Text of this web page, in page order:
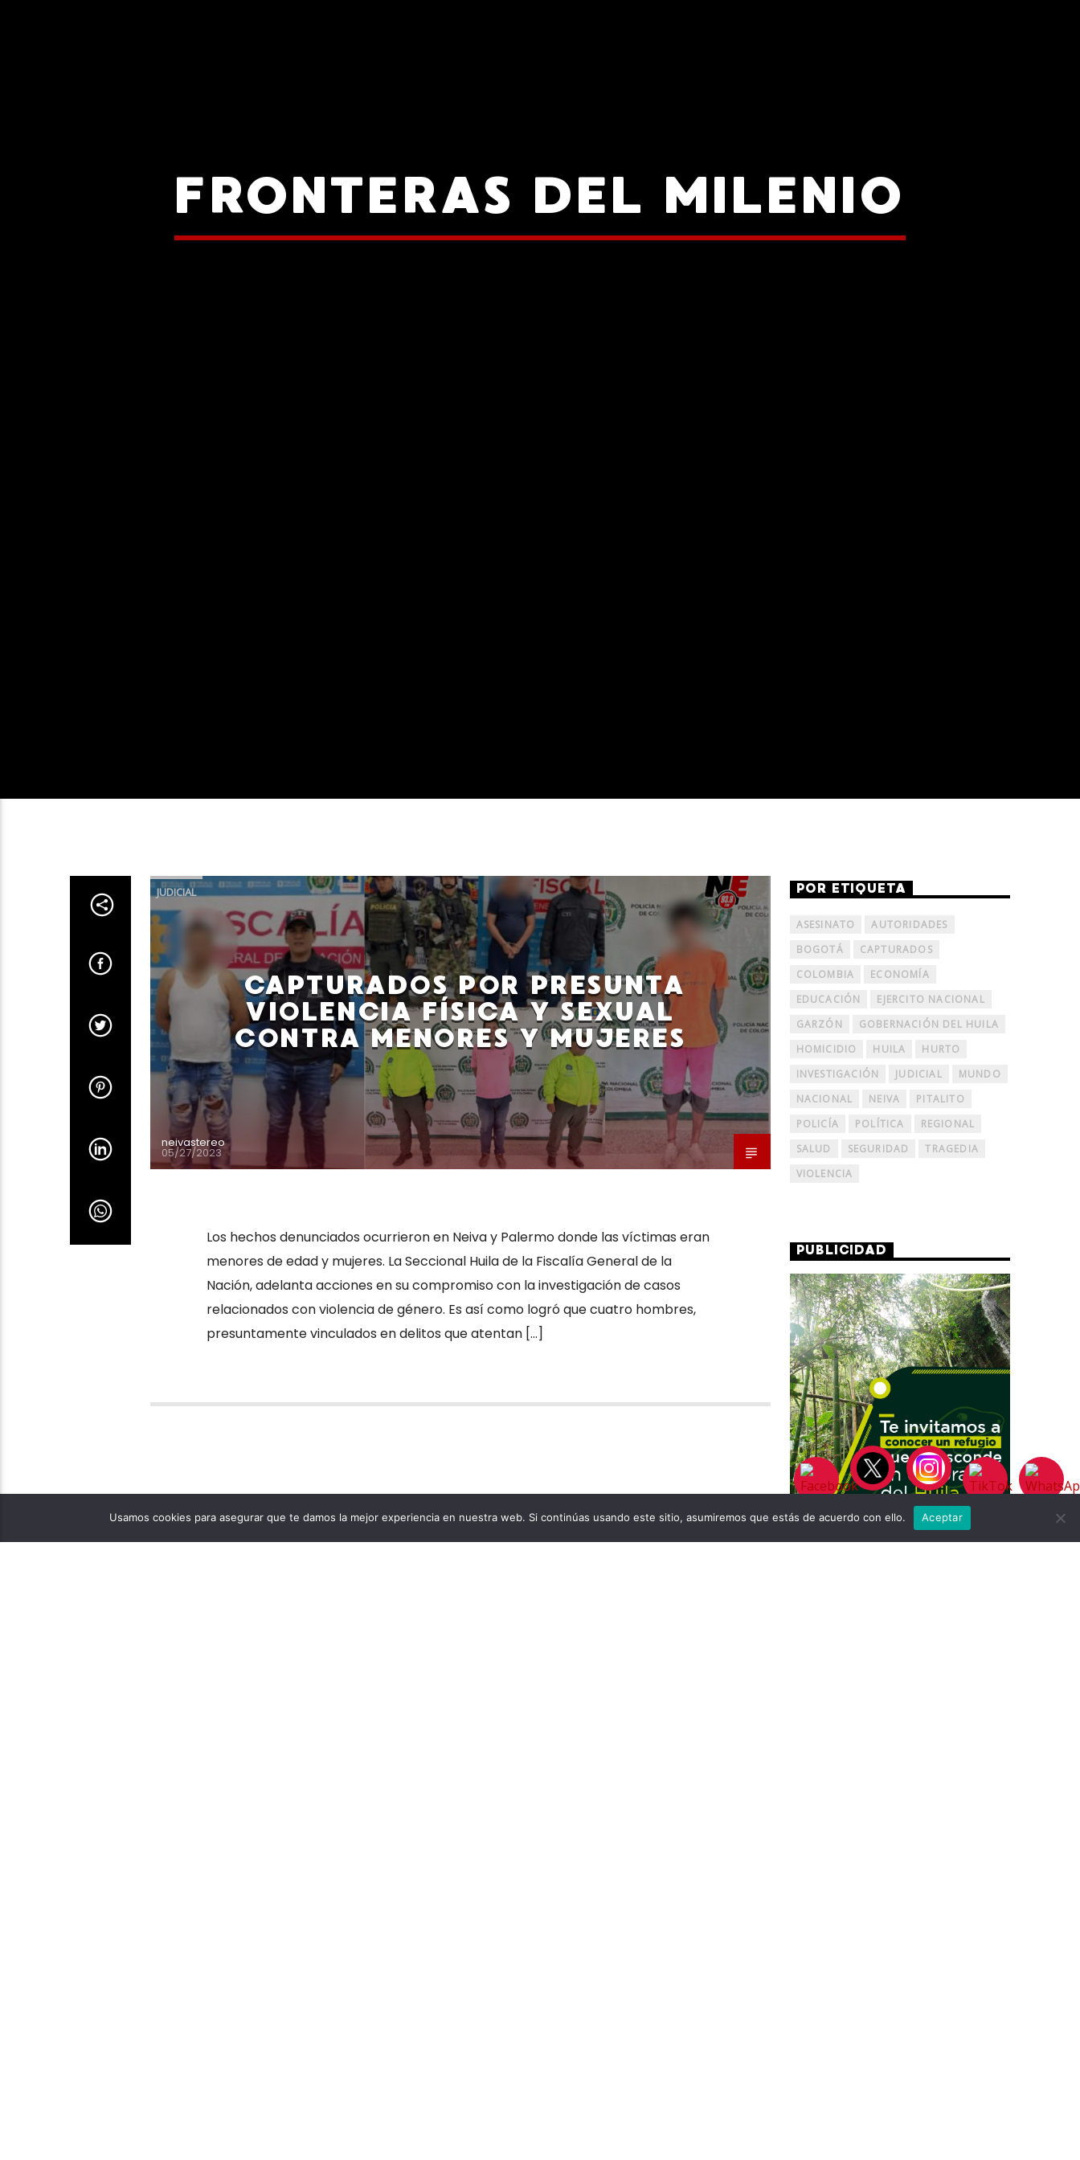
FRONTERAS DEL MILENIO
JUDICIAL
CAPTURADOS POR PRESUNTA
VIOLENCIA FÍSICA Y SEXUAL
CONTRA MENORES Y MUJERES
neivastereo
05/27/2023
Los hechos denunciados ocurrieron en Neiva y Palermo donde las víctimas eran
menores de edad y mujeres. La Seccional Huila de la Fiscalía General de la
Nación, adelanta acciones en su compromiso con la investigación de casos
relacionados con violencia de género. Es así como logró que cuatro hombres,
presuntamente vinculados en delitos que atentan […]
POR ETIQUETA
ASESINATO
AUTORIDADES
BOGOTÁ
CAPTURADOS
COLOMBIA
ECONOMÍA
EDUCACIÓN
EJERCITO NACIONAL
GARZÓN
GOBERNACIÓN DEL HUILA
HOMICIDIO
HUILA
HURTO
INVESTIGACIÓN
JUDICIAL
MUNDO
NACIONAL
NEIVA
PITALITO
POLICÍA
POLÍTICA
REGIONAL
SALUD
SEGURIDAD
TRAGEDIA
VIOLENCIA
PUBLICIDAD
Usamos cookies para asegurar que te damos la mejor experiencia en nuestra web. Si continúas usando este sitio, asumiremos que estás de acuerdo con ello. Aceptar